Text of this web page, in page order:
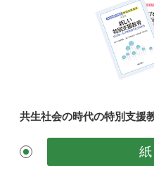
共生社会の時代の特別支